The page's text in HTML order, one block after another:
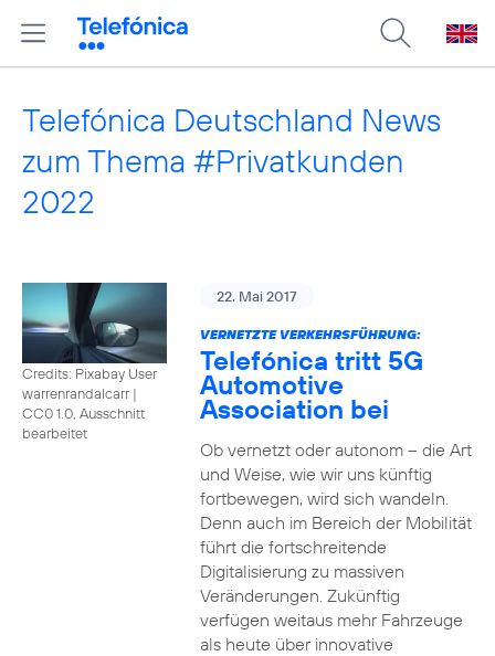
Telefónica Deutschland News
zum Thema #Privatkunden
2022
Credits: Pixabay User
warrenrandalcarr|
CC0 1.0, Ausschnitt
bearbeitet
22. Mai 2017
VERNETZTE VERKEHRSFÜHRUNG:
Telefónica tritt 5G
Automotive
Association bei
Ob vernetzt oder autonom – die Art
und Weise, wie wir uns künftig
fortbewegen, wird sich wandeln.
Denn auch im Bereich der Mobilität
führt die fortschreitende
Digitalisierung zu massiven
Veränderungen. Zukünftig
verfügen weitaus mehr Fahrzeuge
als heute über innovative